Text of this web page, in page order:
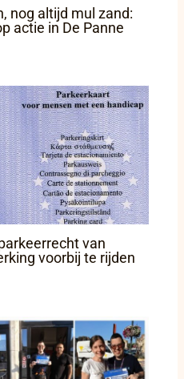
nog altijd mul zand:
actie in De Panne
van
voorbij te rijden